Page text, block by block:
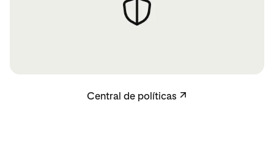
Central de políticas ↗